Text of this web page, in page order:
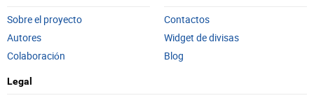
Sobre el proyecto
Autores
Colaboración
Contactos
Widget de divisas
Blog
Legal